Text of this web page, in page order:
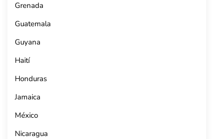
Grenada
Guatemala
Guyana
Haití
Honduras
Jamaica
México
Nicaragua